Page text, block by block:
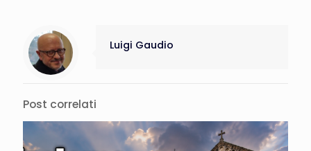
Luigi Gaudio
Post correlati